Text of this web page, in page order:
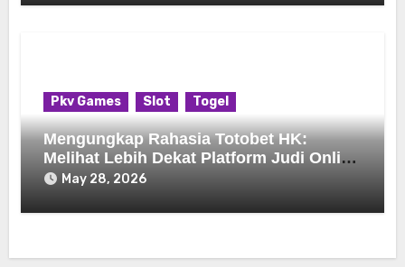
Pkv Games Slot Togel
Mengungkap Rahasia Totobet HK:
Melihat Lebih Dekat Platform Judi Online
Populer
May 28, 2026